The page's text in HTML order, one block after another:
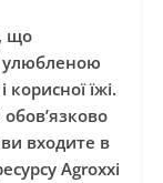
що
улюбленою
їжі.
входите в
Аgroxxi